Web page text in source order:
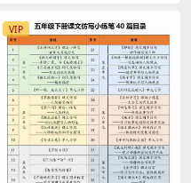
VIP